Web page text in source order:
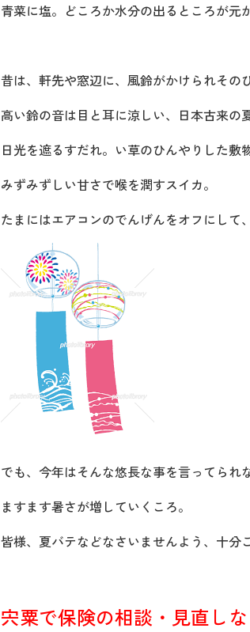
青菜に塩。どころか水分の出るところが元
昔は、軒先や窓辺に、風鈴がかけられその
高い鈴の音は目と耳に涼しい、日本古来の
日光を遮るすだれ。い草のひんやりした敷物
みずみずしい甘さで喉を潤すスイカ。
たまにはエアコンのでんげんをオフにして
でも、今年はそんな悠長な事を言ってられ
ますます暑さが増していくころ。
皆様、夏バテなどなさいませんよう、十分
宍粟で保険の相談・見直し